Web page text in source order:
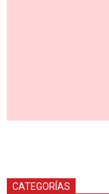
CATEGORÍAS